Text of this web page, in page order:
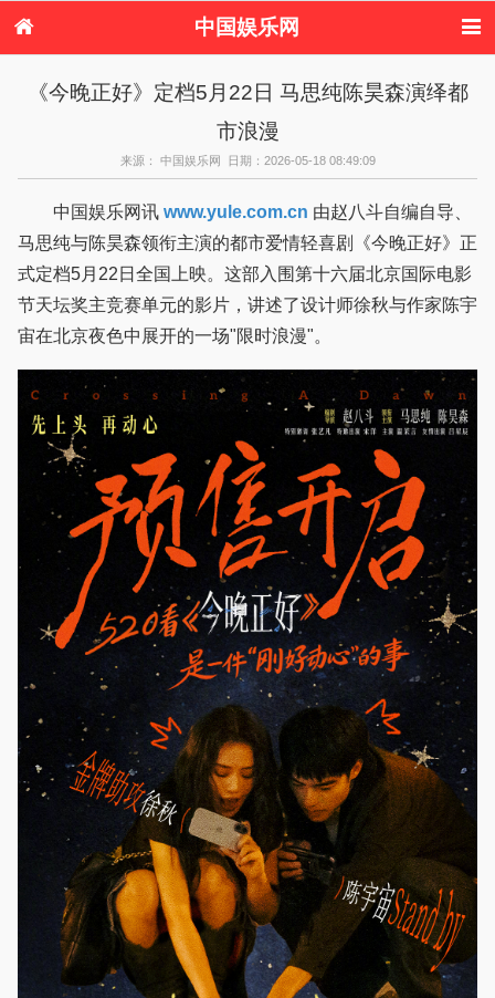
中国娱乐网
电视剧
演唱会 综艺节目
偶像活动
《今晚正好》定档5月22日 马思纯陈昊森演绎都
市浪漫
来源： 中国娱乐网 日期：2026-05-18 08:49:09
中国娱乐网讯 www.yule.com.cn
马思纯与陈昊森领衔主演的都市爱情轻喜剧《今晚正好》正
式定档5月22日全国上映。这部入围第十六届北京国际电影
节天坛奖主竞赛单元的影片，讲述了设计师徐秋与作家陈宇
宙在北京夜色中展开的一场"限时浪漫"。